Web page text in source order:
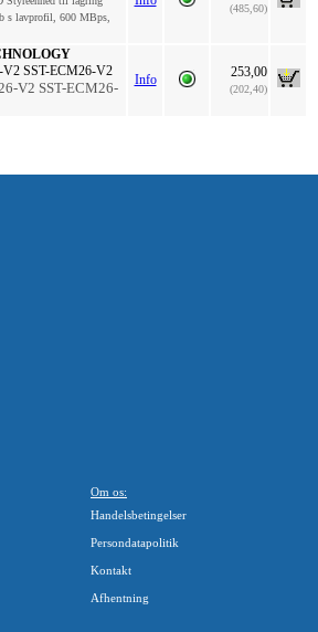
s lavprofil, 600 MBps,
(485,60)
V2 SST-ECM26-V2
V2 SST-ECM26-
Info 253,00
(202,40)
Om os:
Handelsbetingelser
Persondatapolitik
Kontakt
Afhentning